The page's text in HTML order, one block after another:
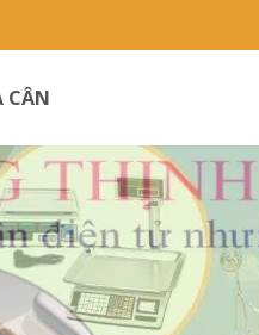
CÂN